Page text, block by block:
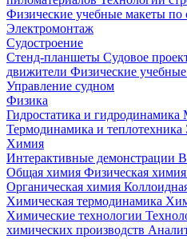
Физические учебные макеты по
Электромонтаж
Судостроение
Стенд-планшеты Судовое
движители Физические
Управление судном
Физика
Гидростатика и гидродинамика
Термодинамика и теплотехника
Химия
Интерактивные демонстрации
Общая химия Физическая химия
Органическая химия
Химическая термодинамика
Химические технологии
химических производств